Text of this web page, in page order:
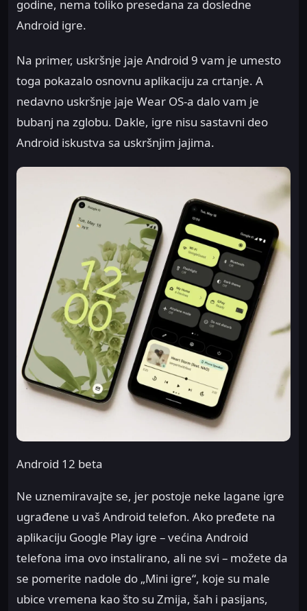
godine, nema toliko presedana za dosledne
Android igre.
Na primer, uskršnje jaje Android 9 vam je umesto
toga pokazalo osnovnu aplikaciju za crtanje. A
nedavno uskršnje jaje Wear OS-a dalo vam je
bubanj na zglobu. Dakle, igre nisu sastavni deo
Android iskustva sa uskršnjim jajima.
Android 12 beta
Ne uznemiravajte se, jer postoje neke lagane igre
ugrađene u vaš Android telefon. Ako pređete na
aplikaciju Google Play igre – većina Android
telefona ima ovo instalirano, ali ne svi – možete da
se pomerite nadole do „Mini igre“, koje su male
ubice vremena kao što su Zmija, šah i pasijans,